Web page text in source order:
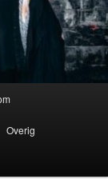
Overig